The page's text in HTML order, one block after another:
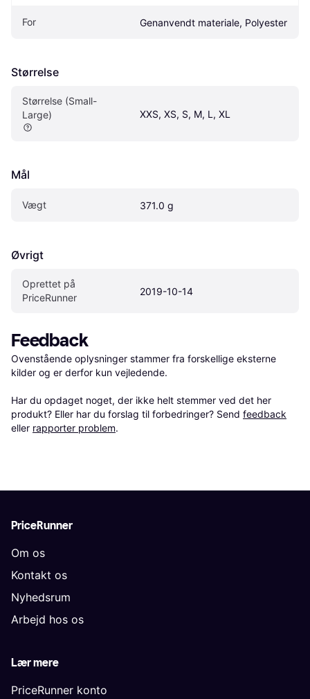
For Genanvendt materiale, Polyester
Størrelse
Størrelse (Small-
Large)
XXS, XS, S, M, L, XL
Mål
Vægt 371.0 g
Øvrigt
Oprettet på
PriceRunner
2019-10-14
Feedback
Ovenstående oplysninger stammer fra forskellige eksterne
kilder og er derfor kun vejledende.
Har du opdaget noget, der ikke helt stemmer ved det her
produkt? Eller har du forslag til forbedringer? Send feedback
eller rapporter problem.
PriceRunner
Om os
Kontakt os
Nyhedsrum
Arbejd hos os
Lær mere
PriceRunner konto